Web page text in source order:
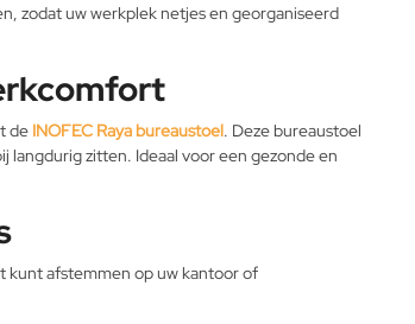
zodat uw werkplek netjes en georganiseerd
de INOFEC Raya bureaustoel. Deze bureaustoel
zitten. Ideaal voor een gezonde en
kunt afstemmen op uw kantoor of